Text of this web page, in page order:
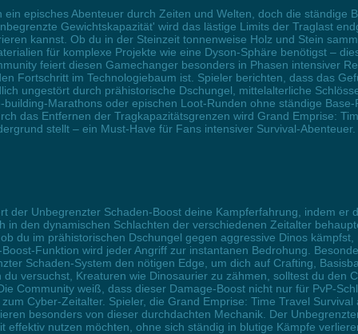
episches Abenteuer durch Zeiten und Welten, doch die ständige
Gewichtskapazität' wird das lästige Limits der Traglast
kannst. Ob du in der Steinzeit tonnenweise Holz und Stein
für komplexe Projekte wie eine Dyson-Sphäre benötigst –
feiert diesen Gamechanger besonders in Phasen intensiver
Fortschritt im Technologiebaum ist. Spieler berichten, dass das
ungestört durch prähistorische Dschungel, mittelalterliche
Marathons oder epischen Loot-Runden ohne ständige
das Entfernen der Tragkapazitätsgrenzen wird Grand Emprise:
stellt – ein Must-Have für Fans intensiver Survival-Abenteuer.
der Unbegrenzter Schaden-Boost deine Kampferfahrung, indem er
in den dynamischen Schlachten der verschiedenen Zeitalter
du im prähistorischen Dschungel gegen aggressive Dinos
Funktion wird jeder Angriff zur instantanen Bedrohung.
Schaden-System den nötigen Edge, um dich auf Crafting,
versuchst, Kreaturen wie Dinosaurier zu zähmen, solltest du den
Community weiß, dass dieser Damage-Boost nicht nur für PvP-
Cyber-Zeitalter. Spieler, die Grand Emprise: Time Travel
besonders von dieser durchdachten Mechanik. Der
effektiv nutzen möchten, ohne sich ständig in blutige Kämpfe